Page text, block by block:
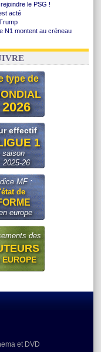
le PSG !
acté
N1 montent au créneau
pour Diomandé
type de
2026
effectif
1
saison
2025-26
MF :
de
europe
des
et DVD